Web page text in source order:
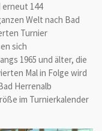
144
Welt nach Bad
Turnier
sich
1965 und älter, die
Mal in Folge wird
Herrenalb
im Turnierkalender